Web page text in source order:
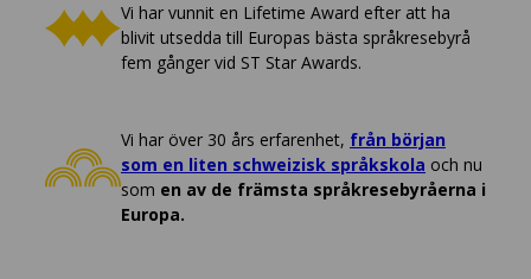
Vi har vunnit en Lifetime Award efter att ha
blivit utsedda till Europas bästa språkresebyrå
fem gånger vid ST Star Awards.
Vi har över 30 års erfarenhet, från början
som en liten schweizisk språkskola och nu
som en av de främsta språkresebyråerna i
Europa.